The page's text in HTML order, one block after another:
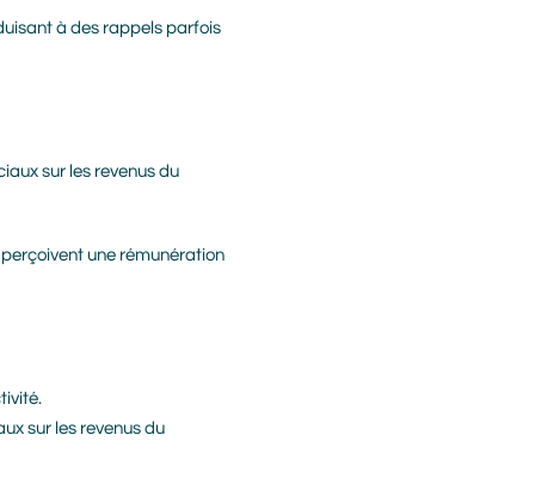
à des rappels parfois
sur les revenus du
une rémunération
sur les revenus du